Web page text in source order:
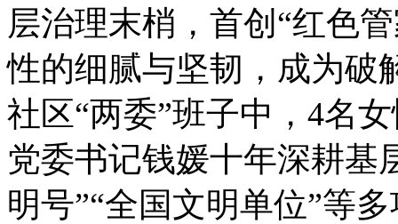
层治理末梢，首创“红色
性的细腻与坚韧，成为破
社区“两委”班子中，4名
党委书记钱媛十年深耕基
明号”“全国文明单位”等